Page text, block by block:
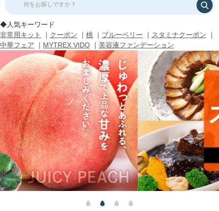
何をお探しですか？
◆人気キーワード
非常用キット
｜ クーポン ｜ 桃 ｜ ブルーベリー ｜ スタミナクーポン ｜
中華フェア ｜ MYTREX VIDO ｜ 美容液ファンデーション